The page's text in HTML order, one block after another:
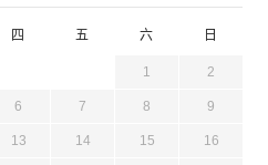
四 五 六 日
1 2
6 7 8 9
13 14 15 16